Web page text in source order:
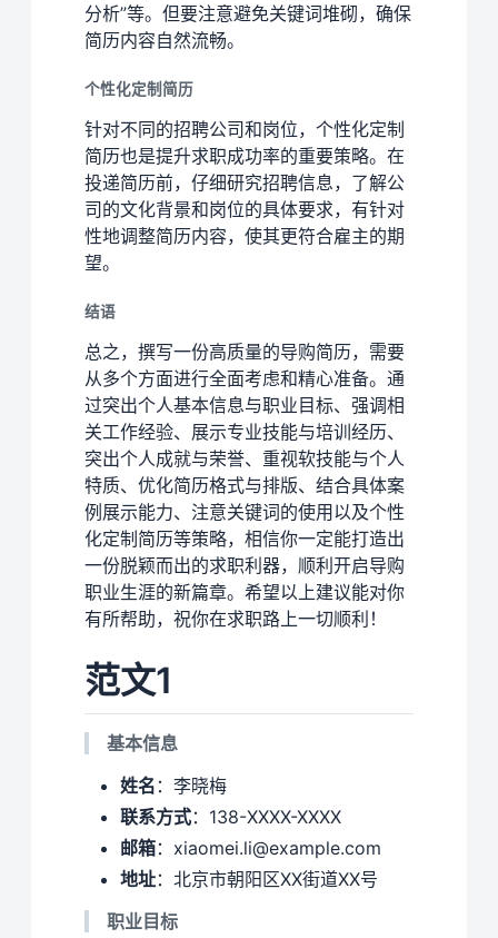
分析”等。但要注意避免关键词堆砌，确保
简历内容自然流畅。
个性化定制简历
针对不同的招聘公司和岗位，个性化定制
简历也是提升求职成功率的重要策略。在
投递简历前，仔细研究招聘信息，了解公
司的文化背景和岗位的具体要求，有针对
性地调整简历内容，使其更符合雇主的期
望。
结语
总之，撰写一份高质量的导购简历，需要
从多个方面进行全面考虑和精心准备。通
过突出个人基本信息与职业目标、强调相
关工作经验、展示专业技能与培训经历、
突出个人成就与荣誉、重视软技能与个人
特质、优化简历格式与排版、结合具体案
例展示能力、注意关键词的使用以及个性
化定制简历等策略，相信你一定能打造出
一份脱颖而出的求职利器，顺利开启导购
职业生涯的新篇章。希望以上建议能对你
有所帮助，祝你在求职路上一切顺利！
范文1
基本信息
姓名 ：李晓梅
联系方式：138-XXXX-XXXX
邮箱：xiaomei.li@example.com
地址：北京市朝阳区XX街道XX号
职业目标